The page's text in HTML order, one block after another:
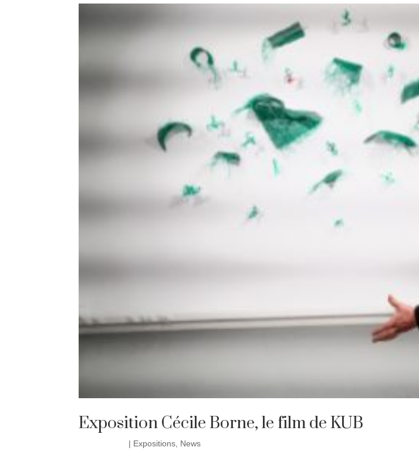
Exposition Cécile Borne, le film de KUB
| Expositions News